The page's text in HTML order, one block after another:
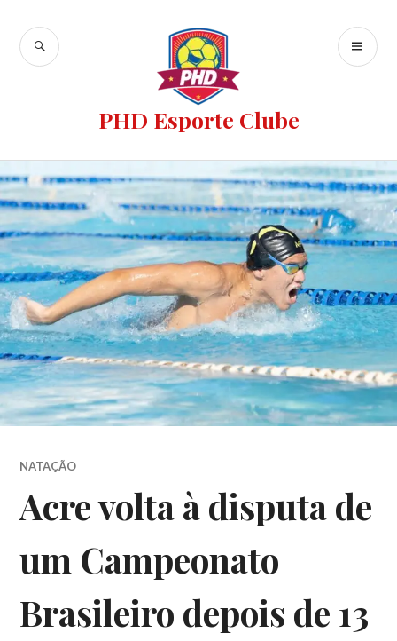
PHD Esporte Clube
NATAÇÃO
Acre volta à disputa de
um Campeonato
Brasileiro depois de 13